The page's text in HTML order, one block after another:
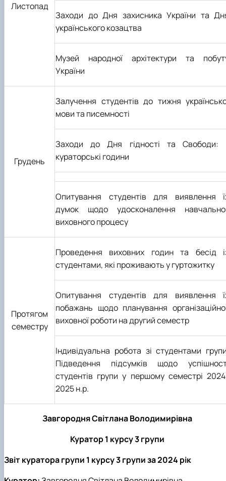
Листопад
Заходи до Дня захисника України та
українського козацтва
Музей народної архітектури та
України
Грудень
Залучення студентів до тижня
мови та писемності
Заходи до Дня гідності та Свободи:
кураторські години
Опитування студентів для виявлення
думок щодо удосконалення
виховного процесу
Протягом
семестру
Проведення виховних годин та бесід
студентами, які проживають у гуртожитку
Опитування студентів для виявлення
побажань щодо планування
виховної роботи на другий семестр
Індивідуальна робота зі студентами
Підведення підсумків щодо
студентів групи у першому семестрі
2025 н.р.
Завгородня Світлана Володимирівна
Куратор 1 курсу 3 групи
Звіт куратора групи 1 курсу 3 групи за 2024 рік